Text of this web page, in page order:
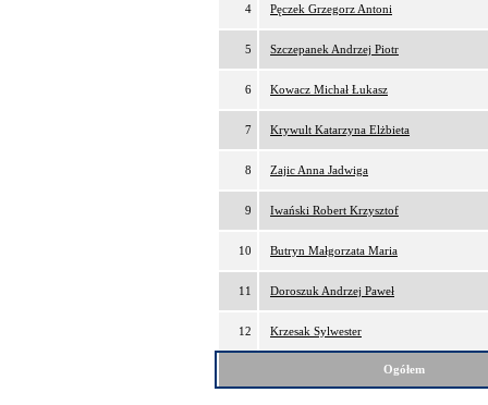
4 Pęczek Grzegorz Antoni
5 Szczepanek Andrzej Piotr
6 Kowacz Michał Łukasz
7 Krywult Katarzyna Elżbieta
8 Zajic Anna Jadwiga
9 Iwański Robert Krzysztof
10 Butryn Małgorzata Maria
11 Doroszuk Andrzej Paweł
12 Krzesak Sylwester
Ogółem